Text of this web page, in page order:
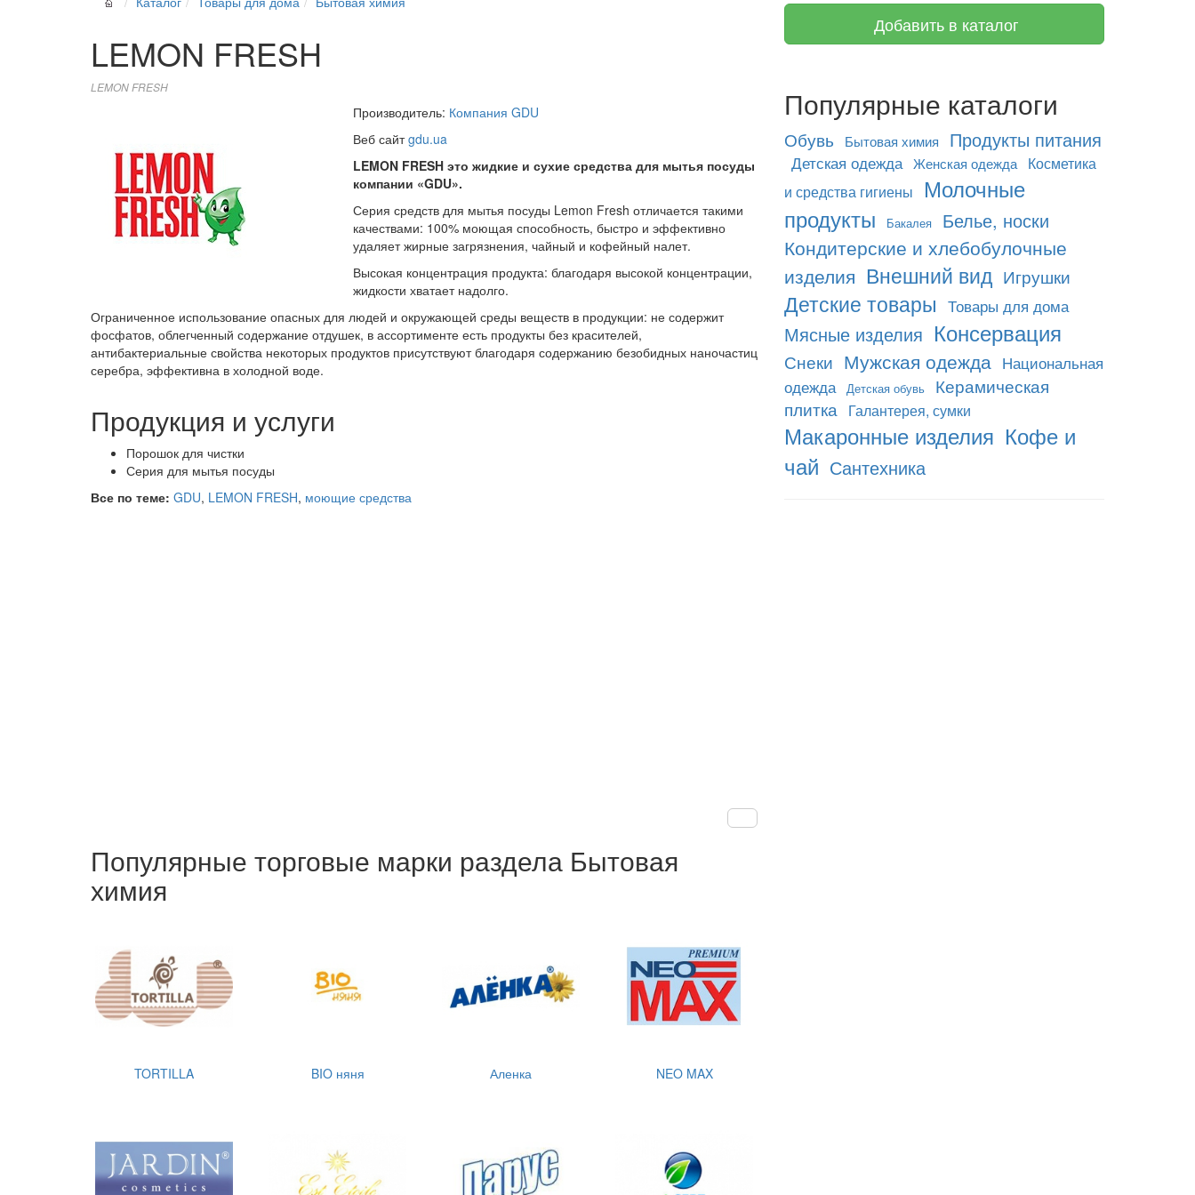
LEMON FRESH
LEMON FRESH
Производитель: Компания GDU
Веб сайтgdu.ua
LEMON FRESH это жидкие и сухие средства для мытья посуды
компании «GDU».
Серия средств для мытья посуды Lemon Fresh отличается такими
качествами: 100% моющая способность, быстро и эффективно
удаляет жирные загрязнения, чайный и кофейный налет.
Высокая концентрация продукта: благодаря высокой концентрации,
жидкости хватает надолго.
Ограниченное использование опасных для людей и окружающей среды веществ в продукции: не содержит
фосфатов, облегченный содержание отдушек, в ассортименте есть продукты без красителей,
антибактериальные свойства некоторых продуктов присутствуют благодаря содержанию безобидных наночастиц
серебра, эффективна в холодной воде.
Продукция и услуги
Порошок для чистки
Серия для мытья посуды
Все по теме: GDU, LEMON FRESH, моющие средства
Популярные торговые марки раздела Бытовая
химия
TORTILLA BIO няня Аленка NEO MAX
Добавить в каталог
Популярные каталоги
Обувь Бытовая химия Продукты питания
Детская одежда Женская одежда
Косметика
и средства гигиены
Молочные
продукты
Бакалея Белье, носки
Кондитерские и хлебобулочные
изделия Внешний вид Игрушки
Детские товары Товары для дома
Мясные изделия Консервация
Снеки Мужская одежда Национальная
одежда
Детская обувь
Керамическая
плитка
Галантерея, сумки
Макаронные изделия Кофе и
чай Сантехника